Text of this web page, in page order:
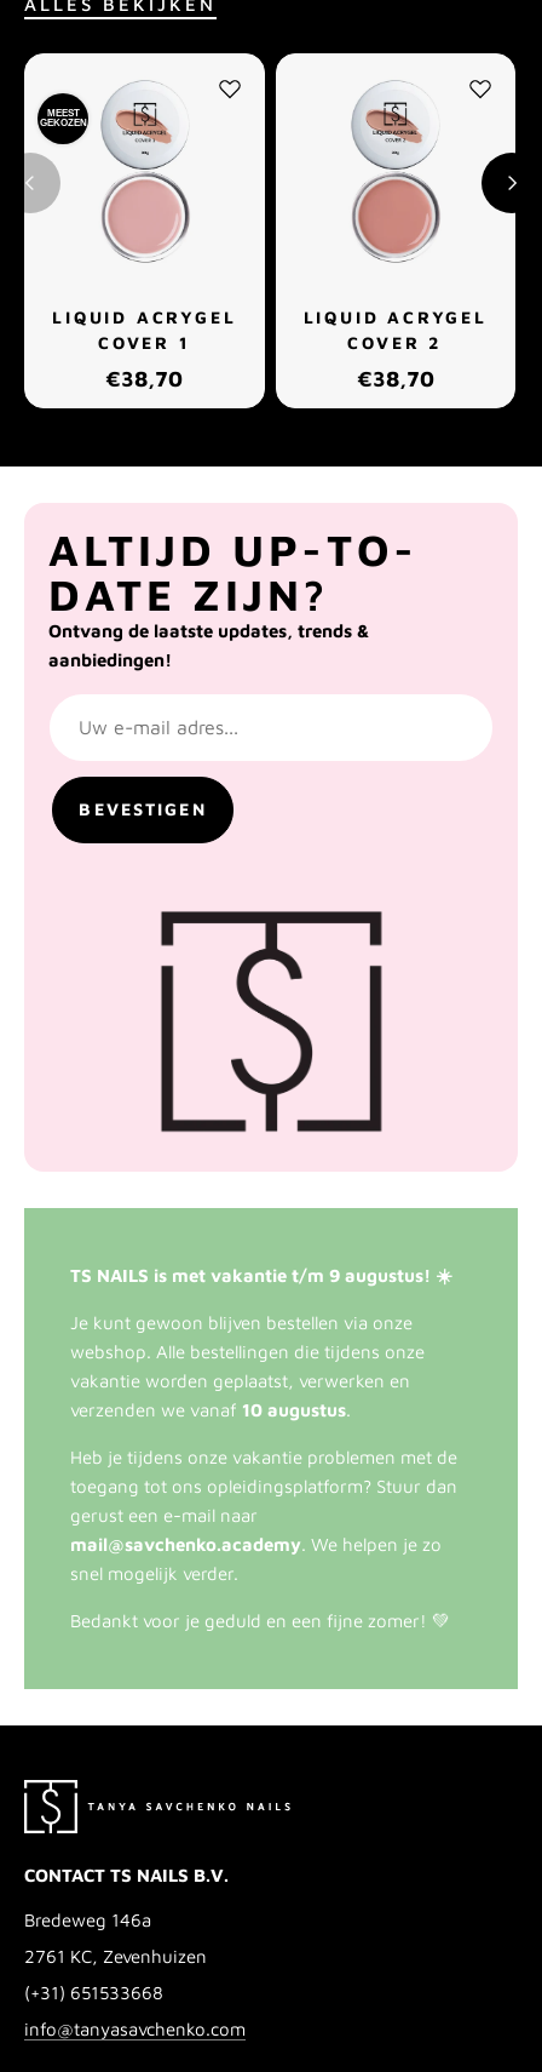
ALLES BEKIJKEN
MEEST
GEKOZEN
LIQUID ACRYGEL
COVER 1
€38,70
LIQUID ACRYGEL
COVER 2
€38,70
ALTIJD UP-TO-
DATE ZIJN?
Ontvang de laatste updates, trends &
aanbiedingen!
TS NAILS is met vakantie t/m 9 augustus! ☀️
Je kunt gewoon blijven bestellen via onze
webshop. Alle bestellingen die tijdens onze
vakantie worden geplaatst, verwerken en
verzenden we vanaf 10 augustus.
Heb je tijdens onze vakantie problemen met de
toegang tot ons opleidingsplatform? Stuur dan
gerust een e-mail naar
mail@savchenko.academy. We helpen je zo
snel mogelijk verder.
Bedankt voor je geduld en een fijne zomer! 💚
CONTACT TS NAILS B.V.
Bredeweg 146a
2761 KC, Zevenhuizen
(+31) 651533668
info@tanyasavchenko.com